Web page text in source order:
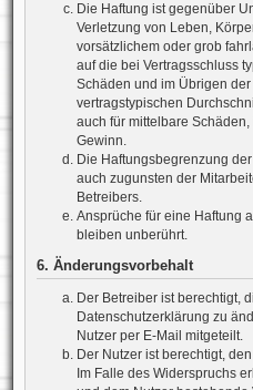
Die Haftung ist gegenüber
Verletzung von Leben,
vorsätzlichem oder grob
auf die bei Vertragsschluss
Schäden und im Übrigen
vertragstypischen
auch für mittelbare
Gewinn.
Die Haftungsbegrenzung
auch zugunsten der
Betreibers.
Ansprüche für eine Haftung
bleiben unberührt.
6. Änderungsvorbehalt
Der Betreiber ist berechtigt,
Datenschutzerklärung zu
Nutzer per E-Mail mitgeteilt.
Der Nutzer ist berechtigt,
Im Falle des Widerspruchs